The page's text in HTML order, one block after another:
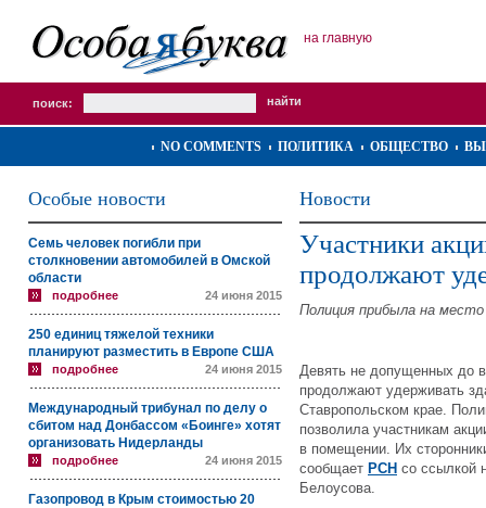
на главную
поиск:
NO COMMENTS ПОЛИТИКА ОБЩЕСТВО
Особые новости
Семь человек погибли при
столкновении автомобилей в Омской
области
подробнее 24 июня 2015
250 единиц тяжелой техники
планируют разместить в Европе США
подробнее 24 июня 2015
Международный трибунал по делу о
сбитом над Донбассом «Боинге» хотят
организовать Нидерланды
подробнее 24 июня 2015
Газопровод в Крым стоимостью 20
Новости
Участники
продолжают
Полиция прибыла на
Девять не допущенных до
продолжают удерживать
Ставропольском крае.
позволила участникам
в помещении. Их
сообщает РСН со ссылкой
Белоусова.